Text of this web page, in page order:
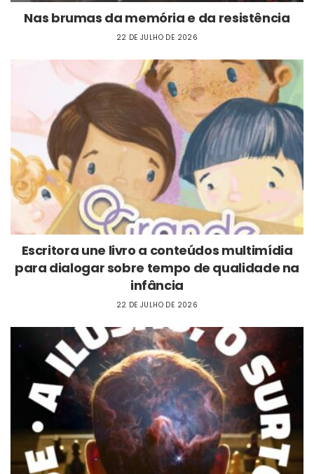
Nas brumas da memória e da resistência
22 DE JULHO DE 2026
Escritora une livro a conteúdos multimídia
para dialogar sobre tempo de qualidade na
infância
22 DE JULHO DE 2026